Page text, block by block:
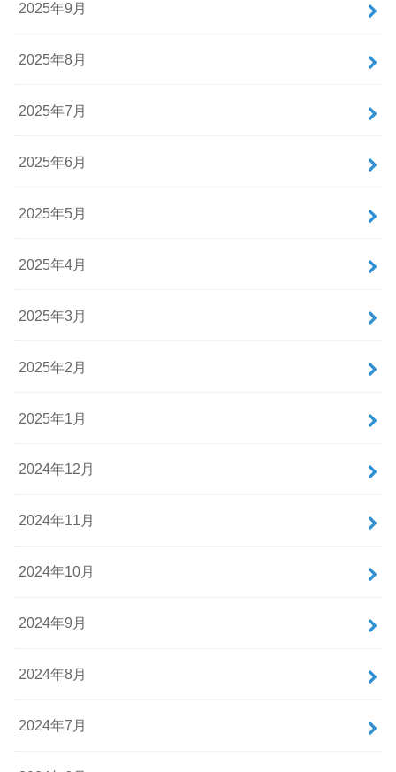
2025年9月
2025年8月
2025年7月
2025年6月
2025年5月
2025年4月
2025年3月
2025年2月
2025年1月
2024年12月
2024年11月
2024年10月
2024年9月
2024年8月
2024年7月